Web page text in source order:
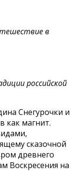
в
российской
Снегурочки и
как магнит.
сказочной
древнего
Воскресения на